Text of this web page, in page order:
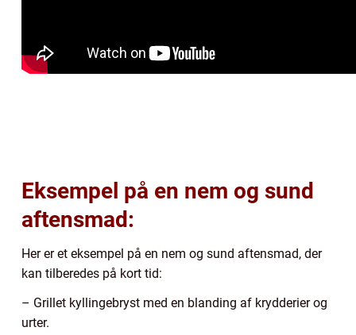
Eksempel på en nem og sund
aftensmad:
Her er et eksempel på en nem og sund aftensmad, der
kan tilberedes på kort tid:
– Grillet kyllingebryst med en blanding af krydderier og
urter.